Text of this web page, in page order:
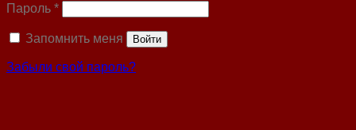
Пароль *
Запомнить меня Войти
Забыли свой пароль?